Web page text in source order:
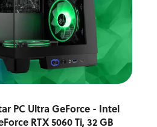
PC Ultra GeForce - Intel
RTX 5060 Ti, 32 GB